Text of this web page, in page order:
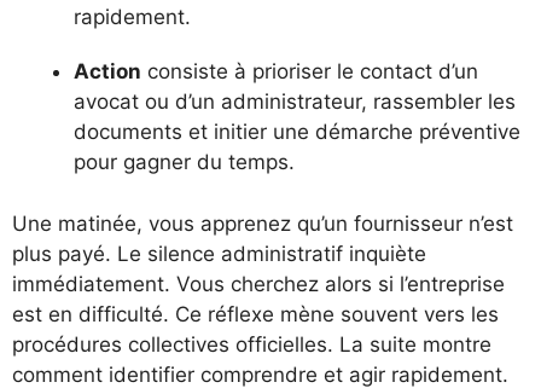
rapidement.
Action consiste à prioriser le contact d’un
avocat ou d’un administrateur, rassembler les
documents et initier une démarche préventive
pour gagner du temps.
Une matinée, vous apprenez qu’un fournisseur n’est
plus payé. Le silence administratif inquiète
immédiatement. Vous cherchez alors si l’entreprise
est en difficulté. Ce réflexe mène souvent vers les
procédures collectives officielles. La suite montre
comment identifier comprendre et agir rapidement.